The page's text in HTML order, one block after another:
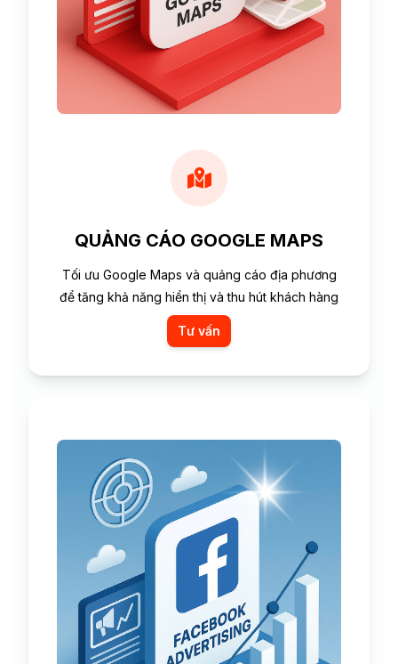
QUẢNG CÁO GOOGLE MAPS
Tối ưu Google Maps và quảng cáo địa phương
để tăng khả năng hiển thị và thu hút khách hàng
Tư vấn